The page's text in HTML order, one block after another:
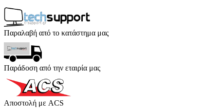
Παραλαβή από το κατάστημα μας
Παράδοση από την εταιρία μας
Αποστολή με ACS